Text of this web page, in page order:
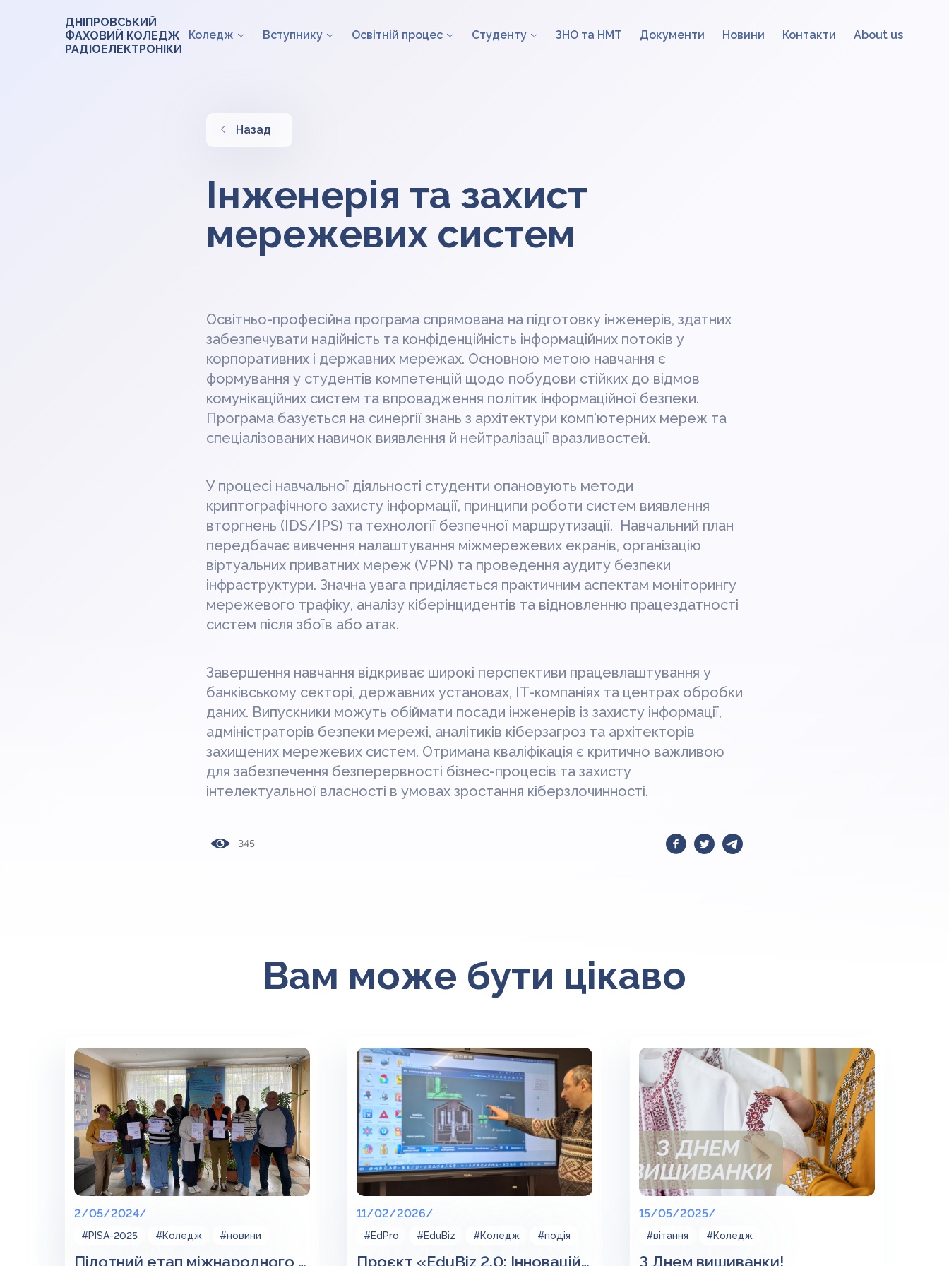
ДНІПРОВСЬКИЙ
ФАХОВИЙ КОЛЕДЖ
РАДІОЕЛЕКТРОНІКИ
Коледж Вступнику Освітній процес Студенту ЗНО та НМТ Документи Новини Контакти About us
Назад
Інженерія та захист
мережевих систем
Освітньо-професійна програма спрямована на підготовку інженерів, здатних
забезпечувати надійність та конфіденційність інформаційних потоків у
корпоративних і державних мережах. Основною метою навчання є
формування у студентів компетенцій щодо побудови стійких до відмов
комунікаційних систем та впровадження політик інформаційної безпеки.
Програма базується на синергії знань з архітектури комп’ютерних мереж та
спеціалізованих навичок виявлення й нейтралізації вразливостей.
У процесі навчальної діяльності студенти опановують методи
криптографічного захисту інформації, принципи роботи систем виявлення
вторгнень (IDS/IPS) та технології безпечної маршрутизації. Навчальний план
передбачає вивчення налаштування міжмережевих екранів, організацію
віртуальних приватних мереж (VPN) та проведення аудиту безпеки
інфраструктури. Значна увага приділяється практичним аспектам моніторингу
мережевого трафіку, аналізу кіберінцидентів та відновленню працездатності
систем після збоїв або атак.
Завершення навчання відкриває широкі перспективи працевлаштування у
банківському секторі, державних установах, IT-компаніях та центрах обробки
даних. Випускники можуть обіймати посади інженерів із захисту інформації,
адміністраторів безпеки мережі, аналітиків кіберзагроз та архітекторів
захищених мережевих систем. Отримана кваліфікація є критично важливою
для забезпечення безперервності бізнес-процесів та захисту
інтелектуальної власності в умовах зростання кіберзлочинності.
345
Вам може бути цікаво
2/05/2024/
#PISA-2025 #Коледж #новини
Пілотний етап міжнародного дослідження якості освіти PISA-2025
11/02/2026/
#EdPro #EduBiz #Коледж #подія
Проєкт «EduBiz 2.0: Інноваційне стажування для директорів/викладачів закладів професійної освіти України» від ГО «Я І МОЯ ШКОЛА».
15/05/2025/
#вітання #Коледж
З Днем вишиванки!